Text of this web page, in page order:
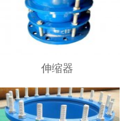
伸缩器